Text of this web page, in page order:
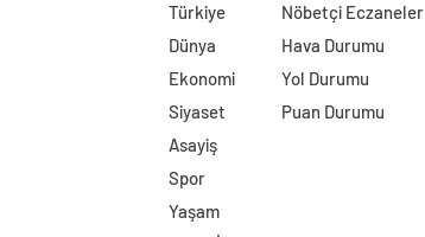
Türkiye
Dünya
Ekonomi
Siyaset
Asayiş
Spor
Yaşam
Nöbetçi Eczaneler
Hava Durumu
Yol Durumu
Puan Durumu